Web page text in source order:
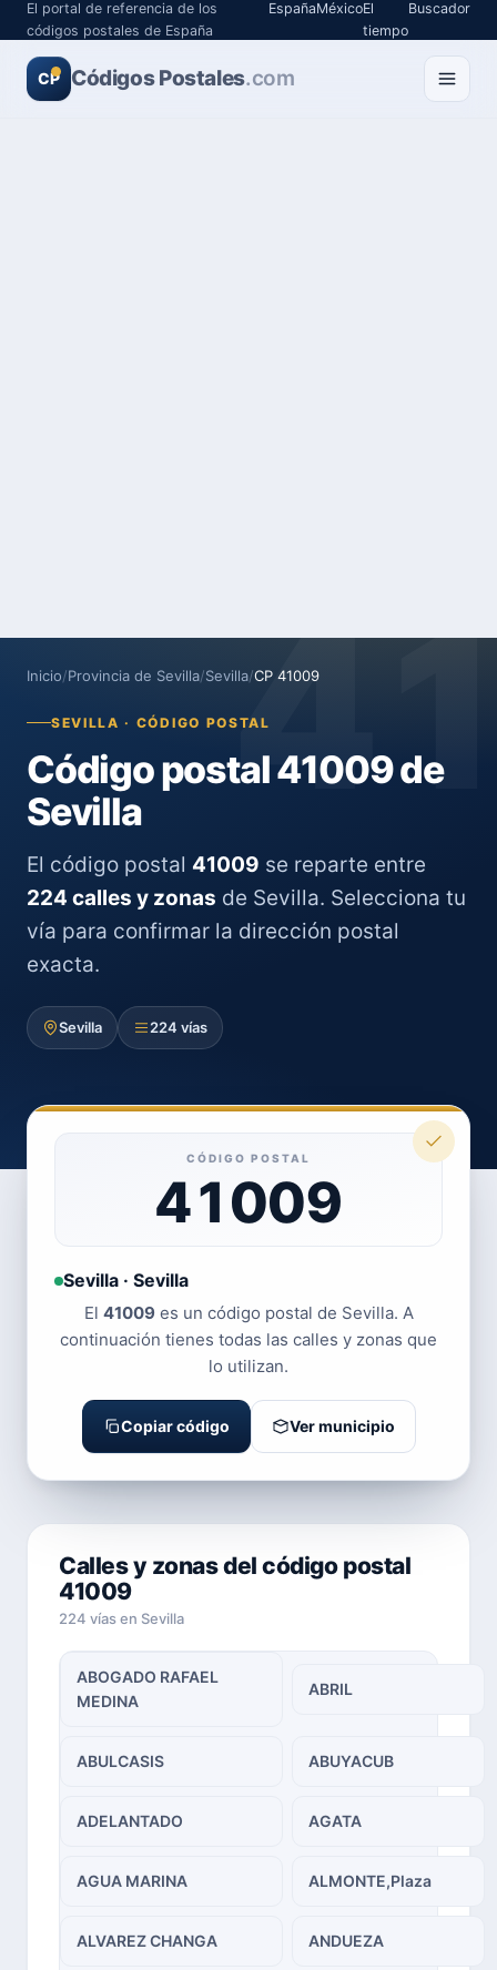
El portal de referencia de los
códigos postales de España
EspañaMéxicoEl
tiempo
Buscador
CP Códigos Postales.com
Inicio/Provincia de Sevilla/Sevilla/CP 41009
SEVILLA · CÓDIGO POSTAL
Código postal 41009 de
Sevilla
El código postal 41009 se reparte entre
224 calles y zonas de Sevilla. Selecciona tu
vía para confirmar la dirección postal
exacta.
Sevilla 224 vías
CÓDIGO POSTAL
41009
Sevilla · Sevilla
El 41009 es un código postal de Sevilla. A
continuación tienes todas las calles y zonas que
lo utilizan.
Copiar código Ver municipio
Calles y zonas del código postal
41009
224 vías en Sevilla
ABOGADO RAFAEL
MEDINA
ABRIL
ABULCASIS ABUYACUB
ADELANTADO AGATA
AGUA MARINA ALMONTE,Plaza
ALVAREZ CHANGA ANDUEZA